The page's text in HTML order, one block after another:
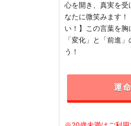
心を開き、真実を受
なたに微笑みます！
い！】この言葉を
「変化」と「前進
う！
運